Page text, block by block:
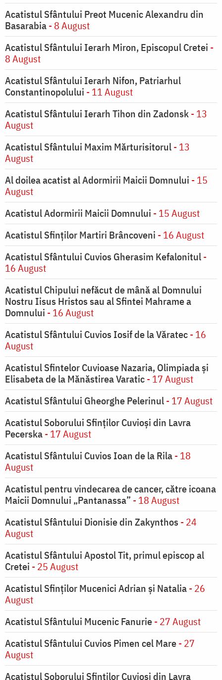
Acatistul Sfântului Preot Mucenic Alexandru din
Basarabia- 8 August
Acatistul Sfântului Ierarh Miron, Episcopul Cretei -
8 August
Acatistul Sfântului Ierarh Nifon, Patriarhul
Constantinopolului - 11 August
Acatistul Sfântului Ierarh Tihon din Zadonsk- 13
August
Acatistul Sfântului Maxim Mărturisitorul- 13
August
Al doilea acatist al Adormirii Maicii Domnului - 15
August
Acatistul Adormirii Maicii Domnului - 15 August
Acatistul Sfinților Martiri Brâncoveni - 16 August
Acatistul Sfântului Cuvios Gherasim Kefalonitul-
16 August
Acatistul Chipului nefăcut de mână al Domnului
Nostru Iisus Hristos sau al Sfintei Mahrame a
Domnului - 16 August
Acatistul Sfântului Cuvios Iosif de la Văratec- 16
August
Acatistul Sfintelor Cuvioase Nazaria, Olimpiada și
Elisabeta de la Mănăstirea Varatic- 17 August
Acatistul Sfântului Gheorghe Pelerinul- 17 August
Acatistul Soborului Sfinților Cuvioși din Lavra
Pecerska- 17 August
Acatistul Sfântului Cuvios Ioan de la Rila- 18
August
Acatistul pentru vindecarea de cancer, către icoana
Maicii Domnului „Pantanassa” - 18 August
Acatistul Sfântului Dionisie din Zakynthos - 24
August
Acatistul Sfântului Apostol Tit, primul episcop al
Cretei - 25 August
Acatistul Sfinților Mucenici Adrian și Natalia- 26
August
Acatistul Sfântului Mucenic Fanurie- 27 August
Acatistul Sfântului Cuvios Pimen cel Mare- 27
August
Acatistul Soborului Sfinților Cuvioși din Lavra